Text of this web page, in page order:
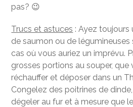
pas? 😉
Trucs et astuces : Ayez toujours
de saumon ou de légumineuses
cas où vous auriez un imprévu.
grosses portions au souper, que
réchauffer et déposer dans un
Congelez des poitrines de
dégeler au fur et à mesure que